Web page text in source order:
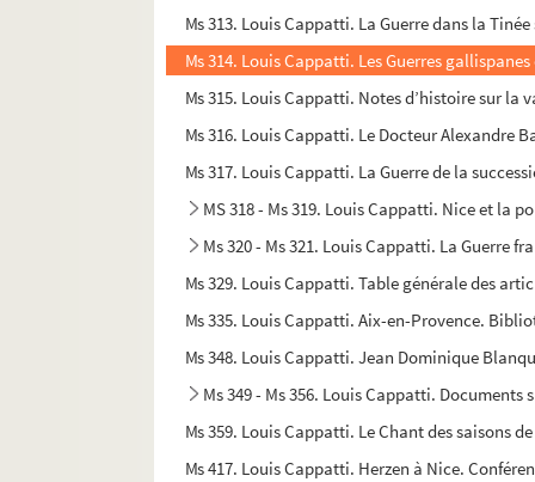
Ms 313. Louis Cappatti. La Guerre dans la
Ms 314. Louis Cappatti. Les Guerres
Ms 315. Louis Cappatti. Notes d’histoire sur la
Ms 316. Louis Cappatti. Le Docteur Alexandre
Ms 317. Louis Cappatti. La Guerre de la
MS 318 - Ms 319. Louis Cappatti. Nice et la
Ms 320 - Ms 321. Louis Cappatti. La Guerre
Ms 329. Louis Cappatti. Table générale des
Ms 335. Louis Cappatti. Aix-en-Provence.
Ms 348. Louis Cappatti. Jean Dominique
Ms 349 - Ms 356. Louis Cappatti.
Ms 359. Louis Cappatti. Le Chant des saisons
Ms 417. Louis Cappatti. Herzen à Nice.